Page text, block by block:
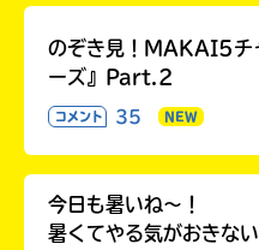
のぞき見！MAKAI5チ
ーズ』Part.2
コメント 35 NEW
今日も暑いね〜！
暑くてやる気がおきな